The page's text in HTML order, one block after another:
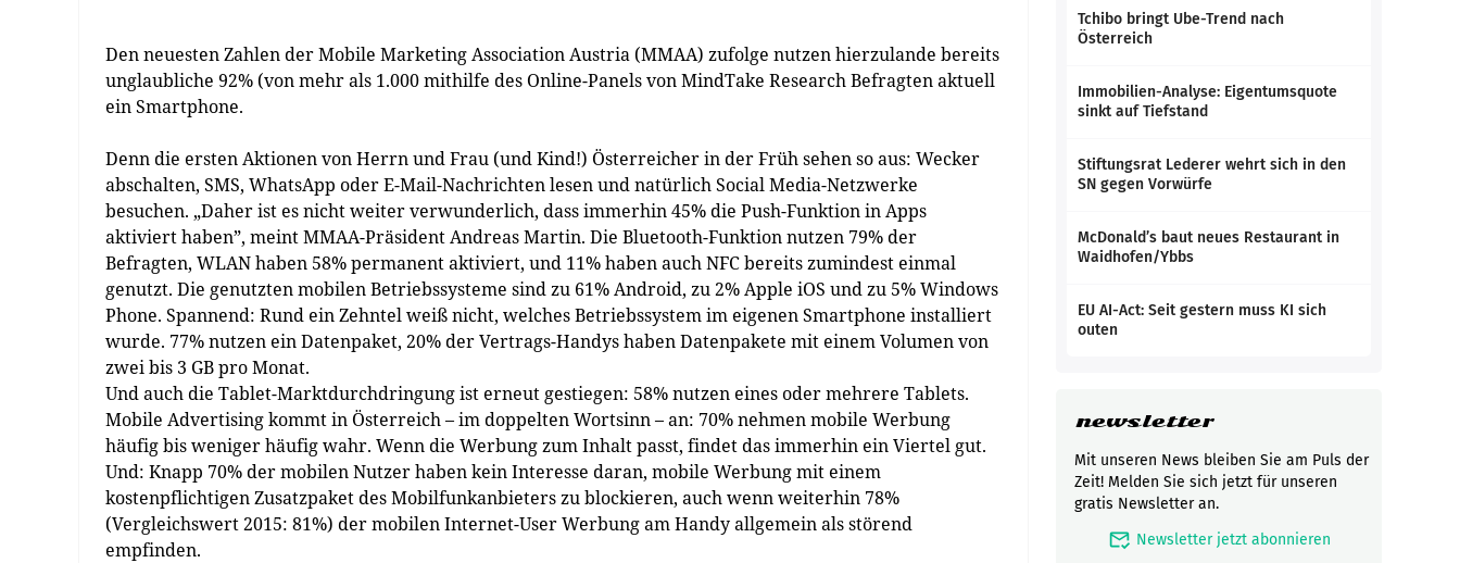
Den neuesten Zahlen der Mobile Marketing Association Austria (MMAA) zufolge nutzen hierzulande bereits
unglaubliche 92% (von mehr als 1.000 mithilfe des Online-Panels von MindTake Research Befragten aktuell
ein Smartphone.
Denn die ersten Aktionen von Herrn und Frau (und Kind!) Österreicher in der Früh sehen so aus: Wecker
abschalten, SMS, WhatsApp oder E-Mail-Nachrichten lesen und natürlich Social Media-Netzwerke
besuchen. „Daher ist es nicht weiter verwunderlich, dass immerhin 45% die Push-Funktion in Apps
aktiviert haben”, meint MMAA-Präsident Andreas Martin. Die Bluetooth-Funktion nutzen 79% der
Befragten, WLAN haben 58% permanent aktiviert, und 11% haben auch NFC bereits zumindest einmal
genutzt. Die genutzten mobilen Betriebssysteme sind zu 61% Android, zu 2% Apple iOS und zu 5% Windows
Phone. Spannend: Rund ein Zehntel weiß nicht, welches Betriebssystem im eigenen Smartphone installiert
wurde. 77% nutzen ein Datenpaket, 20% der Vertrags-Handys haben Datenpakete mit einem Volumen von
zwei bis 3 GB pro Monat.
Und auch die Tablet-Marktdurchdringung ist erneut gestiegen: 58% nutzen eines oder mehrere Tablets.
Mobile Advertising kommt in Österreich – im doppelten Wortsinn – an: 70% nehmen mobile Werbung
häufig bis weniger häufig wahr. Wenn die Werbung zum Inhalt passt, findet das immerhin ein Viertel gut.
Und: Knapp 70% der mobilen Nutzer haben kein Interesse daran, mobile Werbung mit einem
kostenpflichtigen Zusatzpaket des Mobilfunkanbieters zu blockieren, auch wenn weiterhin 78%
(Vergleichswert 2015: 81%) der mobilen Internet-User Werbung am Handy allgemein als störend
empfinden.
Tchibo bringt Ube-Trend nach
Österreich
Immobilien-Analyse: Eigentumsquote
sinkt auf Tiefstand
Stiftungsrat Lederer wehrt sich in den
SN gegen Vorwürfe
McDonald’s baut neues Restaurant in
Waidhofen/Ybbs
EU AI-Act: Seit gestern muss KI sich
outen
newsletter
Mit unseren News bleiben Sie am Puls der
Zeit! Melden Sie sich jetzt für unseren
gratis Newsletter an.
mark_email_read Newsletter jetzt abonnieren